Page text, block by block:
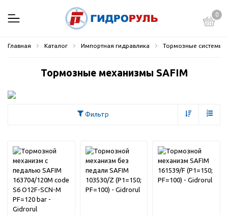
0
Главная Каталог Импортная гидравлика Тормозные системы
Тормозные механизмы SAFIM
Фильтр